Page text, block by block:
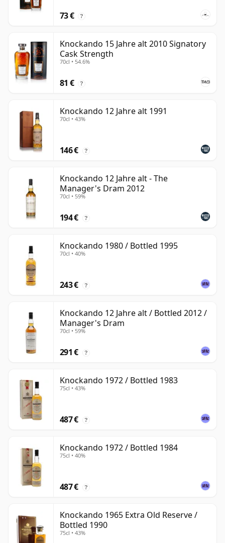
73 € ?
Knockando 15 Jahre alt 2010 Signatory
Cask Strength
70cl • 54.6%
81 € ?
Knockando 12 Jahre alt 1991
70cl • 43%
146 € ?
Knockando 12 Jahre alt - The
Manager's Dram 2012
70cl • 59%
194 € ?
Knockando 1980 / Bottled 1995
70cl • 40%
243 € ?
Knockando 12 Jahre alt / Bottled 2012 /
Manager's Dram
70cl • 59%
291 € ?
Knockando 1972 / Bottled 1983
75cl • 43%
487 € ?
Knockando 1972 / Bottled 1984
75cl • 40%
487 € ?
Knockando 1965 Extra Old Reserve /
Bottled 1990
75cl • 43%